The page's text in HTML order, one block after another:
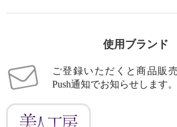
使用ブランド
ご登録いただくと商品販
Push通知でお知らせします。